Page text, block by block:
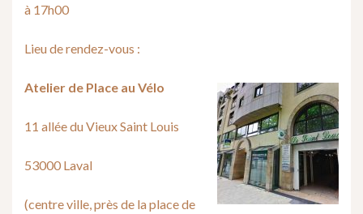
à 17h00
Lieu de rendez-vous :
Atelier de Place au Vélo
11 allée du Vieux Saint Louis
53000 Laval
(centre ville, près de la place de